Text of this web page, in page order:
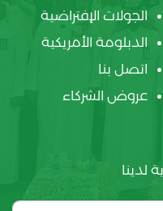
الجولات الإفتراضية
الدبلومة الأمريكية
اتصل بنا
عروض الشركاء
لدينا